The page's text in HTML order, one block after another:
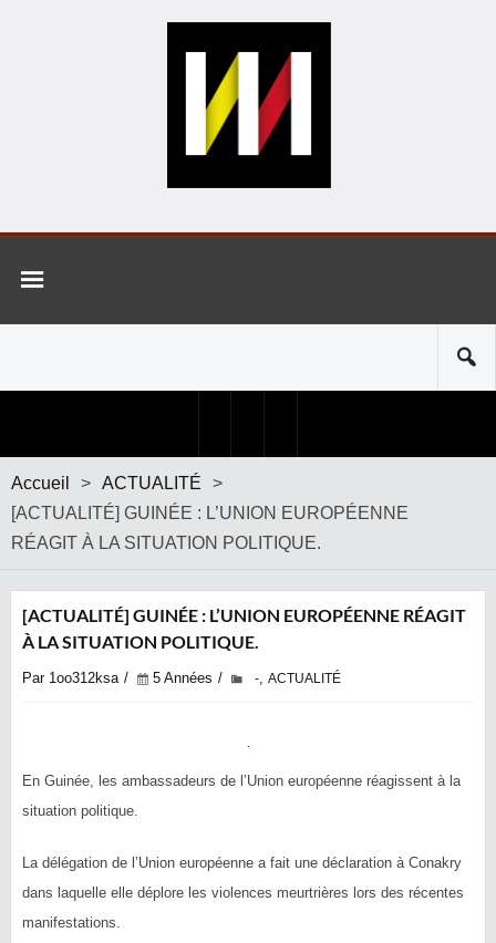
Accueil > ACTUALITÉ
>
[ACTUALITÉ] GUINÉE : L’UNION EUROPÉENNE
RÉAGIT À LA SITUATION POLITIQUE.
[ACTUALITÉ] GUINÉE : L’UNION EUROPÉENNE RÉAGIT
À LA SITUATION POLITIQUE.
Par 1oo312ksa 5 Années -, ACTUALITÉ
En Guinée, les ambassadeurs de l’Union européenne réagissent à la
situation politique.
La délégation de l’Union européenne a fait une déclaration à Conakry
dans laquelle elle déplore les violences meurtrières lors des récentes
manifestations.